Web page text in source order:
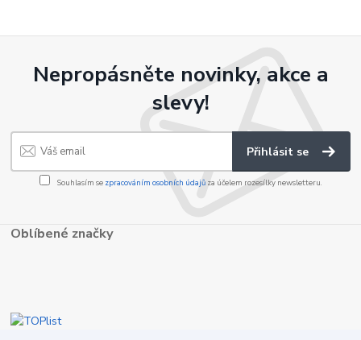
Nepropásněte novinky, akce a
slevy!
Přihlásit se
Souhlasím se zpracováním osobních údajůza účelem rozesílky newsletteru.
Oblíbené značky